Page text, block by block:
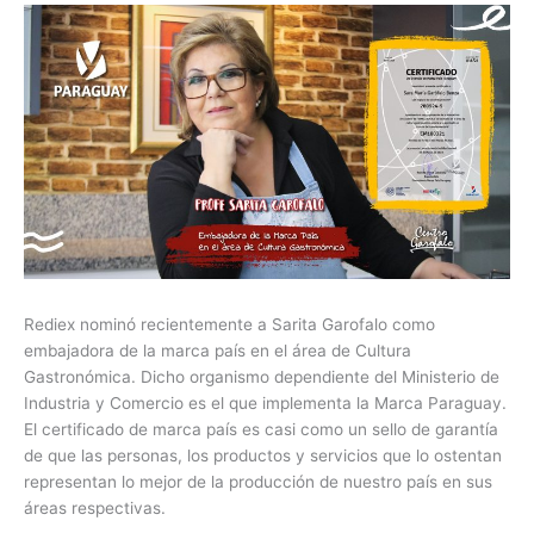
Rediex nominó recientemente a Sarita Garofalo como
embajadora de la marca país en el área de Cultura
Gastronómica. Dicho organismo dependiente del Ministerio de
Industria y Comercio es el que implementa la Marca Paraguay.
El certificado de marca país es casi como un sello de garantía
de que las personas, los productos y servicios que lo ostentan
representan lo mejor de la producción de nuestro país en sus
áreas respectivas.